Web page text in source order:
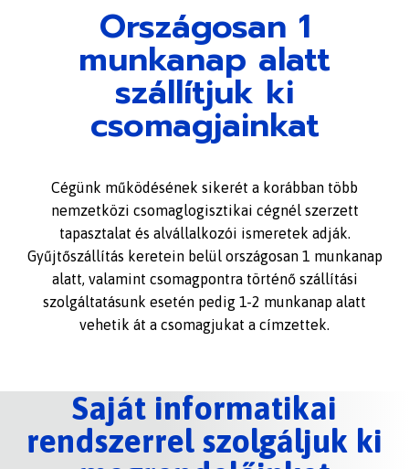
Országosan 1
munkanap alatt
szállítjuk ki
csomagjainkat
Cégünk működésének sikerét a korábban több
nemzetközi csomaglogisztikai cégnél szerzett
tapasztalat és alvállalkozói ismeretek adják.
Gyűjtőszállítás keretein belül országosan 1 munkanap
alatt, valamint csomagpontra történő szállítási
szolgáltatásunk esetén pedig 1-2 munkanap alatt
vehetik át a csomagjukat a címzettek.
Saját informatikai
rendszerrel szolgáljuk ki